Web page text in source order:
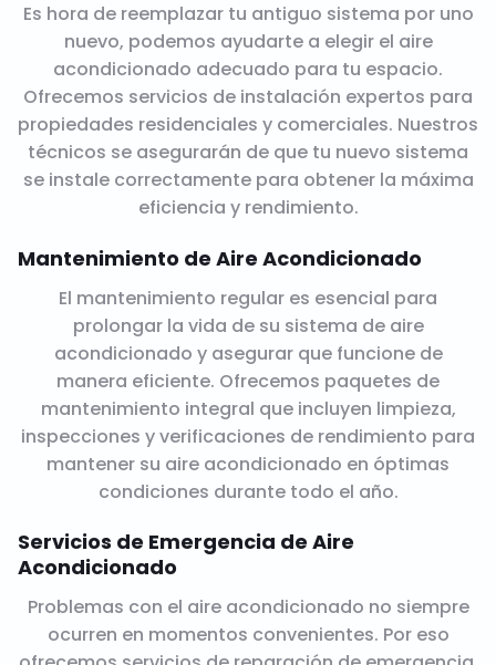
Es hora de reemplazar tu antiguo sistema por uno
nuevo, podemos ayudarte a elegir el aire
acondicionado adecuado para tu espacio.
Ofrecemos servicios de instalación expertos para
propiedades residenciales y comerciales. Nuestros
técnicos se asegurarán de que tu nuevo sistema
se instale correctamente para obtener la máxima
eficiencia y rendimiento.
Mantenimiento de Aire Acondicionado
El mantenimiento regular es esencial para
prolongar la vida de su sistema de aire
acondicionado y asegurar que funcione de
manera eficiente. Ofrecemos paquetes de
mantenimiento integral que incluyen limpieza,
inspecciones y verificaciones de rendimiento para
mantener su aire acondicionado en óptimas
condiciones durante todo el año.
Servicios de Emergencia de Aire
Acondicionado
Problemas con el aire acondicionado no siempre
ocurren en momentos convenientes. Por eso